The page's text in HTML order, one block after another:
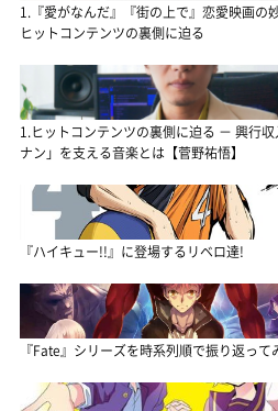
1.『愛がなんだ』『街の上で』恋愛映画の
ヒットコンテンツの裏側に迫る
1.ヒットコンテンツの裏側に迫る － 興行
ナン」を支える音楽とは【菅野祐悟】
『ハイキュー!!』に登場するリベロ達!
『Fate』シリーズを時系列順で振り返って